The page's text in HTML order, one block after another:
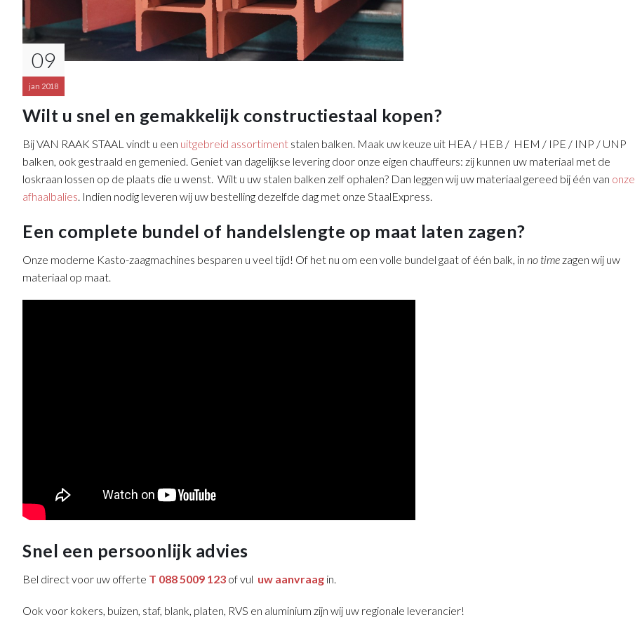
09
jan 2018
Wilt u snel en gemakkelijk constructiestaal kopen?
Bij VAN RAAK STAAL vindt u een uitgebreid assortiment stalen balken. Maak uw keuze uit HEA / HEB / HEM / IPE / INP / UNP
balken, ook gestraald en gemenied. Geniet van dagelijkse levering door onze eigen chauffeurs: zij kunnen uw materiaal met de
loskraan lossen op de plaats die u wenst. Wilt u uw stalen balken zelf ophalen? Dan leggen wij uw materiaal gereed bij één van onze
afhaalbalies. Indien nodig leveren wij uw bestelling dezelfde dag met onze StaalExpress.
Een complete bundel of handelslengte op maat laten zagen?
Onze moderne Kasto-zaagmachines besparen u veel tijd! Of het nu om een volle bundel gaat of één balk, in no time zagen wij uw
materiaal op maat.
Snel een persoonlijk advies
Bel direct voor uw offerte T 088 5009 123 of vul uw aanvraag in.
Ook voor kokers, buizen, staf, blank, platen, RVS en aluminium zijn wij uw regionale leverancier!